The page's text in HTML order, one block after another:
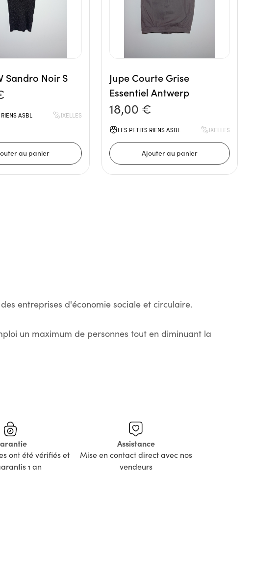
Sandro Noir S
ASBL IXELLES
Jupe Courte Grise
Essentiel Antwerp
18,00 €
LES PETITS RIENS ASBL IXELLES
entreprises d'économie sociale et circulaire.
un maximum de personnes tout en diminuant la
ont été vérifiés et
1 an
Assistance
Mise en contact direct avec nos
vendeurs